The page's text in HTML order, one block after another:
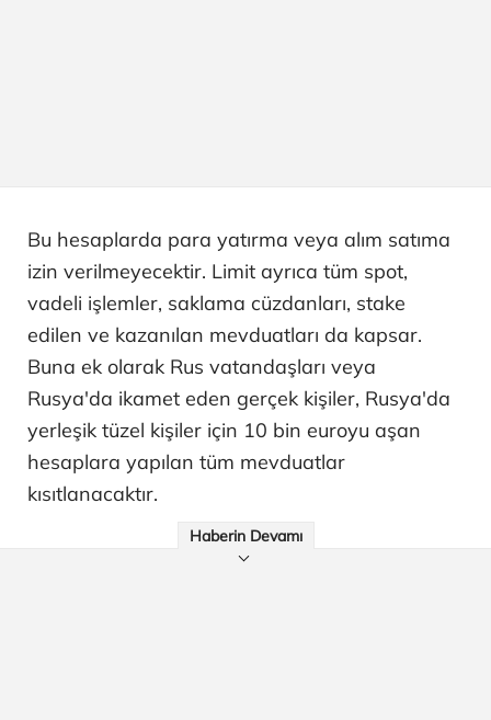
Bu hesaplarda para yatırma veya alım satıma
izin verilmeyecektir. Limit ayrıca tüm spot,
vadeli işlemler, saklama cüzdanları, stake
edilen ve kazanılan mevduatları da kapsar.
Buna ek olarak Rus vatandaşları veya
Rusya'da ikamet eden gerçek kişiler, Rusya'da
yerleşik tüzel kişiler için 10 bin euroyu aşan
hesaplara yapılan tüm mevduatlar
kısıtlanacaktır.
Haberin Devamı